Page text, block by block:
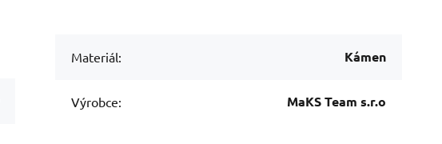
Materiál: Kámen
Výrobce: MaKS Team s.r.o